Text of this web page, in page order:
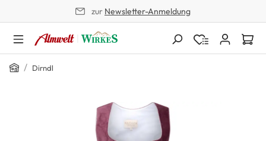
zur Newsletter-Anmeldung
Home
/ Dirndl
Bildergalerie überspringen